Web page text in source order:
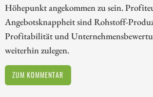
Höhepunkt angekommen zu sein.
Angebotsknappheit sind Rohstoff-
Profitabilität und
weiterhin zulegen.
ZUM KOMMENTAR